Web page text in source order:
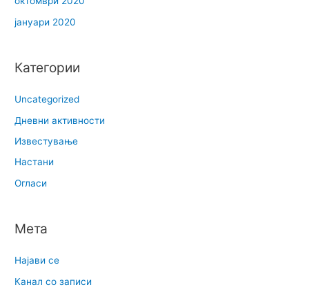
јануари 2020
Категории
Uncategorized
Дневни активности
Известување
Настани
Огласи
Мета
Најави се
Канал со записи